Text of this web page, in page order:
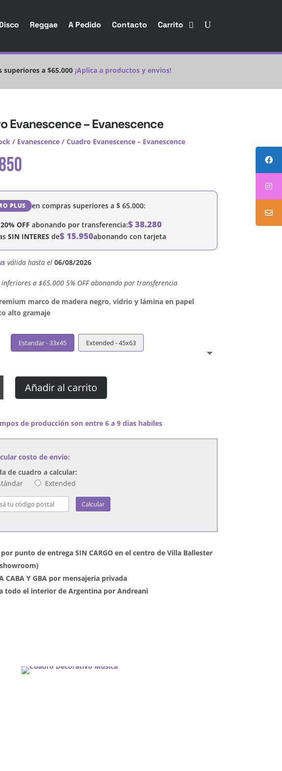
Reggae A Pedido Contacto Carrito
superiores a $65.000 ¡Aplica a productos y envios!
Evanescence – Evanescence
/ Evanescence/ Cuadro Evanescence – Evanescence
PLUS en compras superiores a $65.000:
20% OFF abonando por transferencia:$38.280
SIN INTERES de$15.950abonando con tarjeta
válida hasta el 06/08/2026
inferiores a $65.000 5% OFF abonando por transferencia
marco de madera negro, vidrio y lámina en papel
alto gramaje
Estandar - 33x45 Extended - 45x63
Añadir al carrito
de producción son entre 6 a 9 dias habiles
costo de envío:
de cuadro a calcular:
Extended
Calcular
punto de entrega SIN CARGO en el centro de Villa Ballester
CABA Y GBA por mensajeria privada
todo el interior de Argentina por Andreani